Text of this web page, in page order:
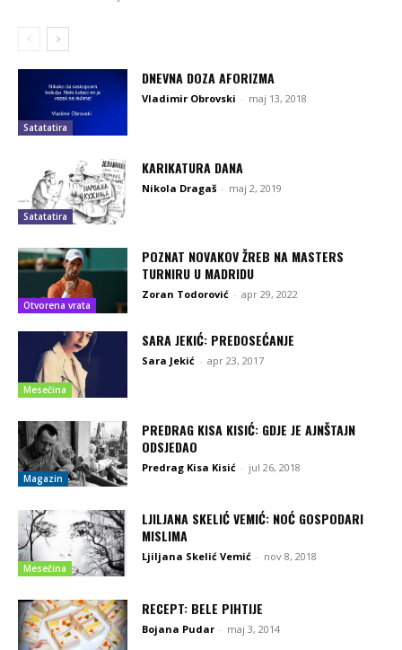
Satatatira
DNEVNA DOZA AFORIZMA
Vladimir Obrovski - maj 13, 2018
Satatatira
KARIKATURA DANA
Nikola Dragaš - maj 2, 2019
Otvorena vrata
POZNAT NOVAKOV ŽREB NA MASTERS
TURNIRU U MADRIDU
Zoran Todorović - apr 29, 2022
Mesečina
SARA JEKIĆ: PREDOSEĆANJE
Sara Jekić - apr 23, 2017
Magazin
PREDRAG KISA KISIĆ: GDJE JE AJNŠTAJN
ODSJEDAO
Predrag Kisa Kisić - jul 26, 2018
Mesečina
LJILJANA SKELIĆ VEMIĆ: NOĆ GOSPODARI
MISLIMA
Ljiljana Skelić Vemić - nov 8, 2018
RECEPT: BELE PIHTIJE
Bojana Pudar - maj 3, 2014